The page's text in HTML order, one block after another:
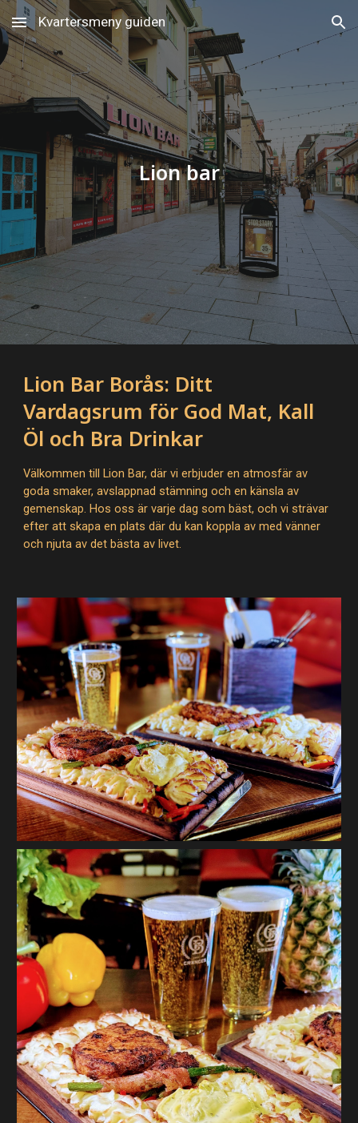
Skip to main content Skip to navigation
Kvartersmeny guiden
Lion bar
Lion Bar Borås: Ditt
Vardagsrum för God Mat, Kall
Öl och Bra Drinkar
Välkommen till Lion Bar, där vi erbjuder en atmosfär av
goda smaker, avslappnad stämning och en känsla av
gemenskap. Hos oss är varje dag som bäst, och vi strävar
efter att skapa en plats där du kan koppla av med vänner
och njuta av det bästa av livet.